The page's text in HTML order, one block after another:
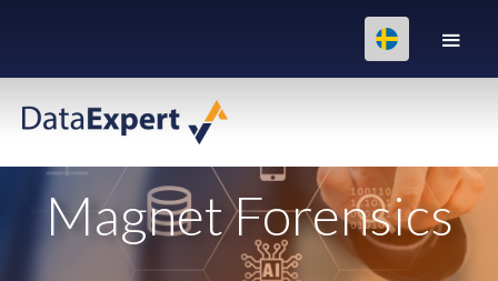
Magnet Forensics